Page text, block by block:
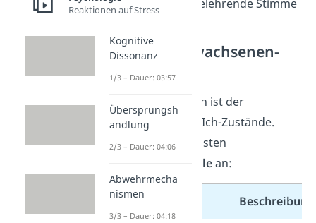
betont ruhige, belehrende Stimme
Was ist das Erwachsenen-
Ich?
Das Erwachsenen-Ich ist der
sachlichste
der drei Ich-Zustände.
Schau dir die wichtigsten
Erkennungsmerkmalean:
Merkmal Beschreibung
Reaktionen auf Stress
Kognitive
Dissonanz
1/3 – Dauer: 03:57
Übersprungsh
andlung
2/3 – Dauer: 04:06
Abwehrmecha
nismen
3/3 – Dauer: 04:18